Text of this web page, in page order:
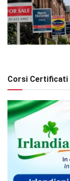
Corsi Certificati